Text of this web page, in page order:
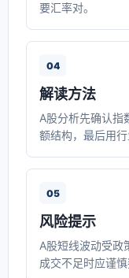
要汇率对。
04
解读方法
A股分析先确认指
额结构，最后用
05
风险提示
A股短线波动受政
成交不足时应谨慎